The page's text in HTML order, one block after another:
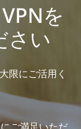
を
さい
限にご活用く
ご満足いただ